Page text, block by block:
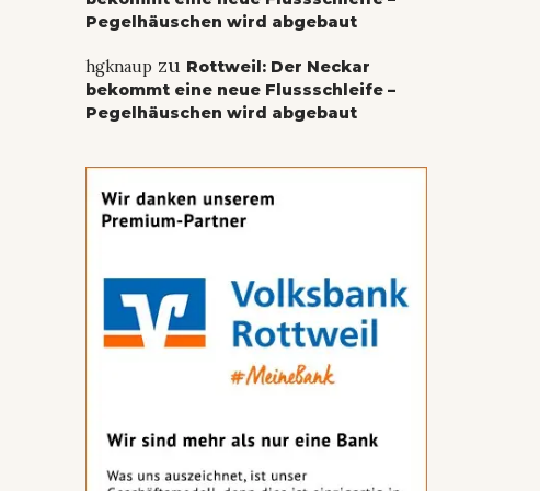
Pegelhäuschen wird abgebaut
hgknaupzu Rottweil: Der Neckar
bekommt eine neue Flussschleife –
Pegelhäuschen wird abgebaut